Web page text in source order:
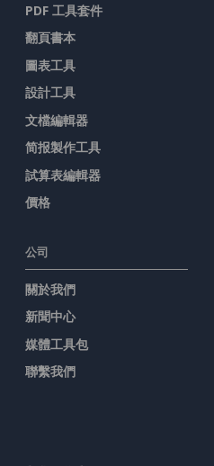
PDF 工具套件
翻頁書本
圖表工具
設計工具
文檔編輯器
简报製作工具
試算表編輯器
價格
公司
關於我們
新聞中心
媒體工具包
聯繫我們